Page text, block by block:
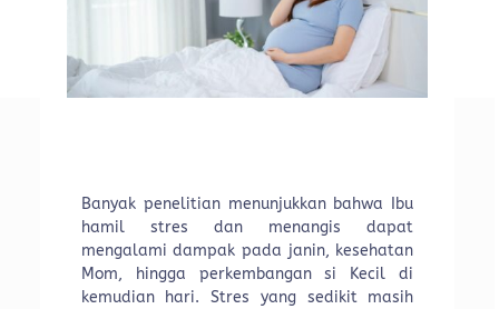
Banyak penelitian menunjukkan bahwa Ibu
hamil stres dan menangis dapat
mengalami dampak pada janin, kesehatan
Mom, hingga perkembangan si Kecil di
kemudian hari. Stres yang sedikit masih